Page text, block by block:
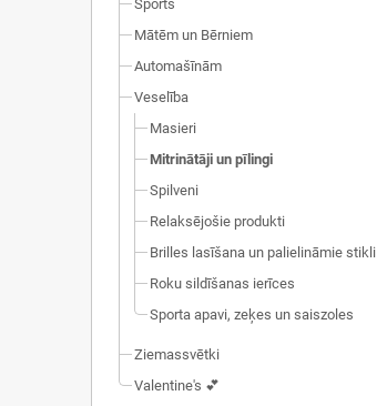
Sports
Mātēm un Bērniem
Automašīnām
Veselība
Masieri
Mitrinātāji un pīlingi
Spilveni
Relaksējošie produkti
Brilles lasīšana un palielināmie stikli
Roku sildīšanas ierīces
Sporta apavi, zeķes un saiszoles
Ziemassvētki
Valentine's 💕